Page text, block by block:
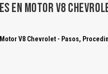
EN MOTOR V8
V8 Chevrolet - Pasos,